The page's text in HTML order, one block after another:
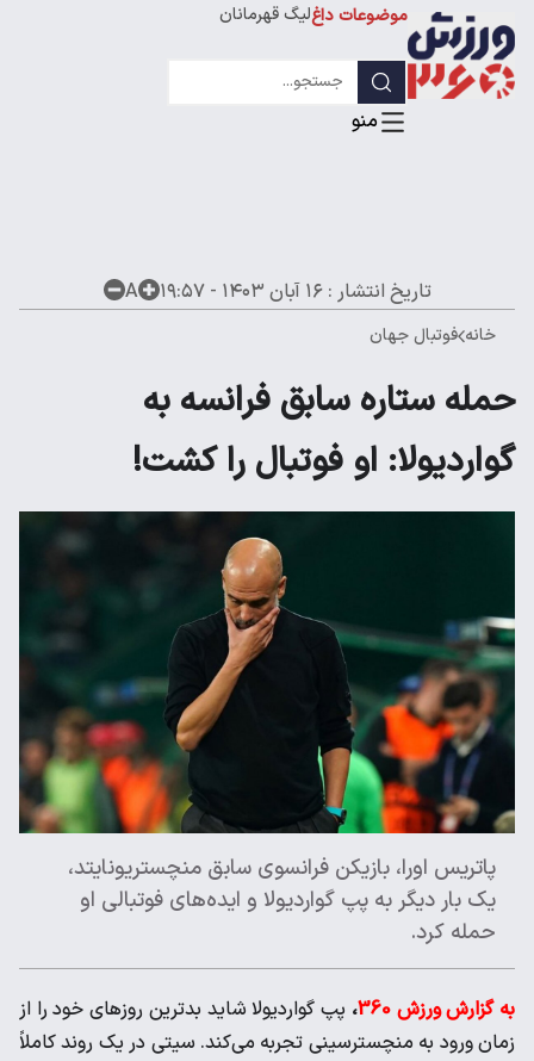
موضوعات داغلیگ قهرمانان
تاریخ انتشار :۱۶ آبان ۱۴۰۳ - ۱۹:۵۷ A
خانه فوتبال جهان
حمله ستاره سابق فرانسه به
گواردیولا: او فوتبال را کشت!
پاتریس اورا، بازیکن فرانسوی سابق منچستریونایتد،
یک بار دیگر به پپ گواردیولا و ایده‌های فوتبالی او
حمله کرد.
به گزارش ورزش 360 ، پپ گواردیولا شاید بدترین روزهای خود را از
زمان ورود به منچسترسینی تجربه می‌کند. سیتی در یک روند کاملاً